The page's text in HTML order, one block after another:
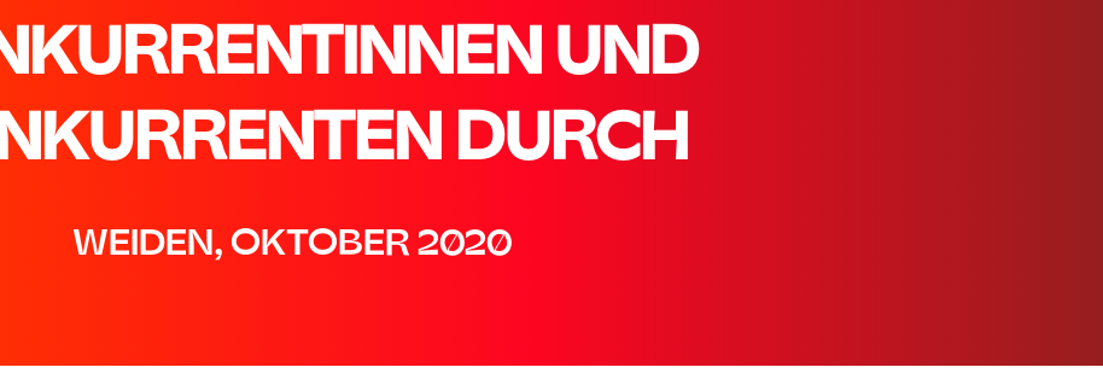
UND
DURCH
WEIDEN, OKTOBER 2020